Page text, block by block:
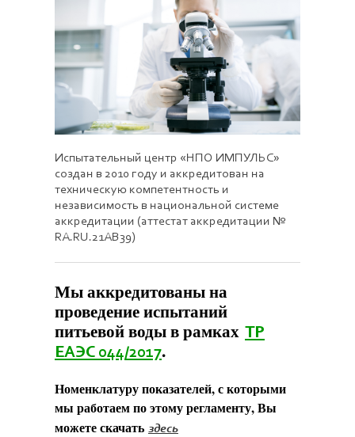
Испытательный центр «НПО ИМПУЛЬС»
создан в 2010 году и аккредитован на
техническую компетентность и
независимость в национальной системе
аккредитации (аттестат аккредитации №
RA.RU.21АВ39)
Мы аккредитованы на
проведение испытаний
питьевой воды в рамках ТР
ЕАЭС 044/2017.
Номенклатуру показателей, с которыми
мы работаем по этому регламенту, Вы
можете скачать здесь